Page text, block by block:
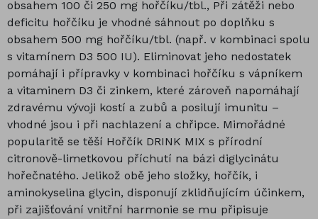
obsahem 100 či 250 mg hořčíku/tbl., Při zátěži nebo
deficitu hořčíku je vhodné sáhnout po doplňku s
obsahem 500 mg hořčíku/tbl. (např. v kombinaci spolu
s vitamínem D3 500 IU). Eliminovat jeho nedostatek
pomáhají i přípravky v kombinaci hořčíku s vápníkem
a vitaminem D3 či zinkem, které zároveň napomáhají
zdravému vývoji kostí a zubů a posilují imunitu –
vhodné jsou i při nachlazení a chřipce. Mimořádné
popularitě se těší Hořčík DRINK MIX s přírodní
citronově-limetkovou příchutí na bázi diglycinátu
hořečnatého. Jelikož obě jeho složky, hořčík, i
aminokyselina glycin, disponují zklidňujícím účinkem,
při zajišťování vnitřní harmonie se mu připisuje